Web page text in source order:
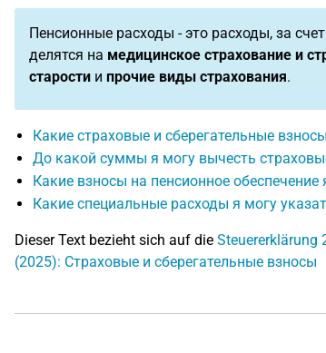
Пенсионные расходы - это расходы, за
делятся на медицинское страхование и
старостии прочие виды страхования.
Какие страховые и сберегательные
До какой суммы я могу вычесть
Какие взносы на пенсионное
Какие специальные расходы я могу
Dieser Text bezieht sich auf die Steuererklärung
(2025): Страховые и сберегательные взносы